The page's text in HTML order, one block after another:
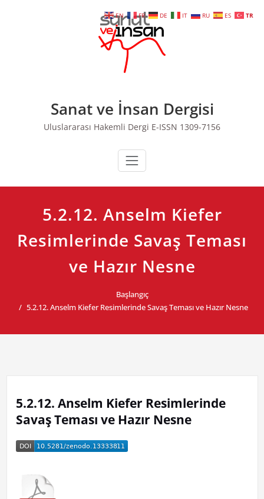
Sanat ve İnsan Dergisi
Uluslararası Hakemli Dergi E-ISSN 1309-7156
5.2.12. Anselm Kiefer
Resimlerinde Savaş Teması
ve Hazır Nesne
Başlangıç
5.2.12. Anselm Kiefer Resimlerinde Savaş Teması ve Hazır Nesne
5.2.12. Anselm Kiefer Resimlerinde
Savaş Teması ve Hazır Nesne
EN FR DE IT RU ES TR